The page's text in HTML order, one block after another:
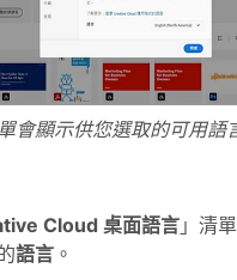
會顯示供您選取的可用語
Cloud 桌面語言」清
語言 。